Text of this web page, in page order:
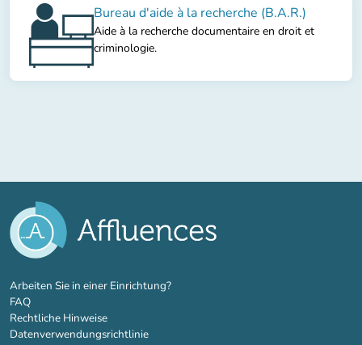
Bureau d'aide à la recherche (B.A.R.)
Aide à la recherche documentaire en droit et
criminologie.
Arbeiten Sie in einer Einrichtung?(new tab)
FAQ
Rechtliche Hinweise
Datenverwendungsrichtlinie